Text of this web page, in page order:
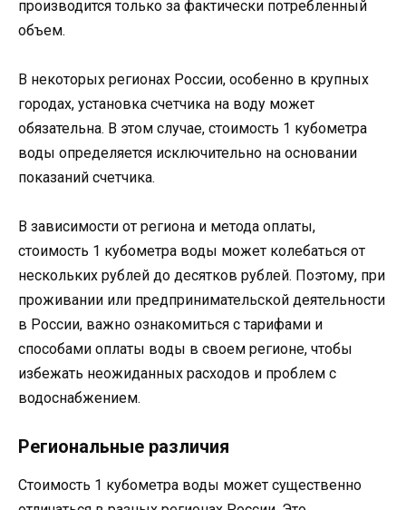
производится только за фактически потребленный
объем.
В некоторых регионах России, особенно в крупных
городах, установка счетчика на воду может
обязательна. В этом случае, стоимость 1 кубометра
воды определяется исключительно на основании
показаний счетчика.
В зависимости от региона и метода оплаты,
стоимость 1 кубометра воды может колебаться от
нескольких рублей до десятков рублей. Поэтому, при
проживании или предпринимательской деятельности
в России, важно ознакомиться с тарифами и
способами оплаты воды в своем регионе, чтобы
избежать неожиданных расходов и проблем с
водоснабжением.
Региональные различия
Стоимость 1 кубометра воды может существенно